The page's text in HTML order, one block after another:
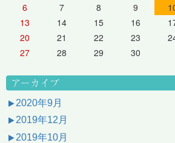
6
7 8 9
13
14 15 16
20
21 22 23
27
28 29 30
アーカイブ
2020年9月
2019年12月
2019年10月